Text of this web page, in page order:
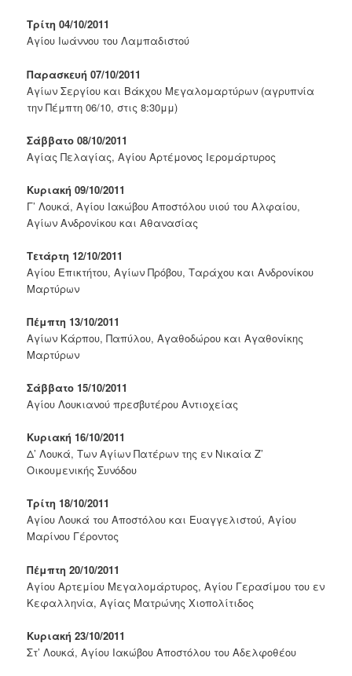
Τρίτη 04/10/2011
Αγίου Ιωάννου του Λαμπαδιστού
Παρασκευή 07/10/2011
Αγίων Σεργίου και Βάκχου Μεγαλομαρτύρων (αγρυπνία
την Πέμπτη 06/10, στις 8:30μμ)
Σάββατο 08/10/2011
Αγίας Πελαγίας, Αγίου Αρτέμονος Ιερομάρτυρος
Κυριακή 09/10/2011
Γ’ Λουκά, Αγίου Ιακώβου Αποστόλου υιού του Αλφαίου,
Αγίων Ανδρονίκου και Αθανασίας
Τετάρτη 12/10/2011
Αγίου Επικτήτου, Αγίων Πρόβου, Ταράχου και Ανδρονίκου
Μαρτύρων
Πέμπτη 13/10/2011
Αγίων Κάρπου, Παπύλου, Αγαθοδώρου και Αγαθονίκης
Μαρτύρων
Σάββατο 15/10/2011
Αγίου Λουκιανού πρεσβυτέρου Αντιοχείας
Κυριακή 16/10/2011
Δ’ Λουκά, Των Αγίων Πατέρων της εν Νικαία Ζ’
Οικουμενικής Συνόδου
Τρίτη 18/10/2011
Αγίου Λουκά του Αποστόλου και Ευαγγελιστού, Αγίου
Μαρίνου Γέροντος
Πέμπτη 20/10/2011
Αγίου Αρτεμίου Μεγαλομάρτυρος, Αγίου Γερασίμου του εν
Κεφαλληνία, Αγίας Ματρώνης Χιοπολίτιδος
Κυριακή 23/10/2011
Στ’ Λουκά, Αγίου Ιακώβου Αποστόλου του Αδελφοθέου